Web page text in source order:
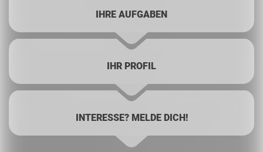
IHRE AUFGABEN
IHR PROFIL
INTERESSE? MELDE DICH!